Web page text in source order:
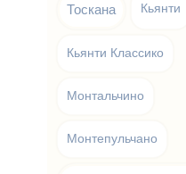
Тоскана Кьянти
Кьянти Классико
Монтальчино
Монтепульчано